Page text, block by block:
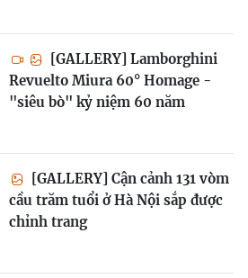
[GALLERY] Lamborghini
Revuelto Miura 60° Homage -
"siêu bò" kỷ niệm 60 năm
[GALLERY] Cận cảnh 131 vòm
cầu trăm tuổi ở Hà Nội sắp được
chỉnh trang